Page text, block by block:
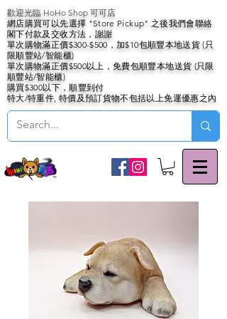
歡迎光臨 HoHo Shop 可可店
網店購買可以先選擇 "Store Pickup" 之後我們會聯絡
閣下付款及交收方法，謝謝
單次購物滿正價$300-$500，加$10包順豐本地送貨 (只
限順豐站/智能櫃)
單次購物滿正價$500以上，免費包順豐本地送貨 (只限
順豐站/智能櫃)
購買$300以下，順豐到付
特大/特重件, 特價及預訂貨物不包括以上免運優惠之內